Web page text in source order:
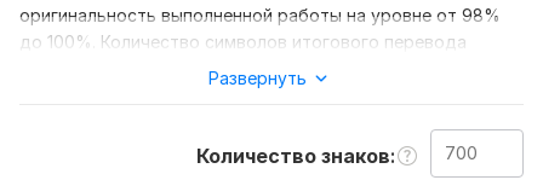
оригинальность выполненной работы на уровне от 98%
до 100%. Количество символов итогового перевода
может незначительно варьироваться относительно
Ожидаю от вас текст, желательно в формате документа,
Развернуть
Количество знаков